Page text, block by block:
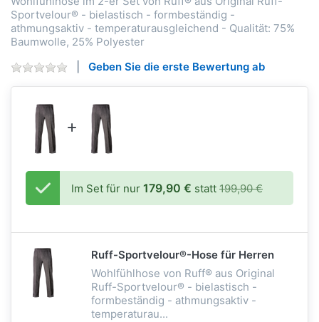
Sportvelour® - bielastisch - formbeständig -
athmungsaktiv - temperaturausgleichend - Qualität: 75%
Baumwolle, 25% Polyester
Geben Sie die erste Bewertung ab
Im Set für nur 179,90 € statt 199,90 €
Ruff-Sportvelour®-Hose für Herren
Wohlfühlhose von Ruff® aus Original
Ruff-Sportvelour® - bielastisch -
formbeständig - athmungsaktiv -
temperaturau...